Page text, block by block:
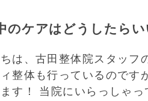
のケアはどうしたらい
は、古田整体院スタッフ
整体も行っているのです
す！ 当院にいらっしゃ